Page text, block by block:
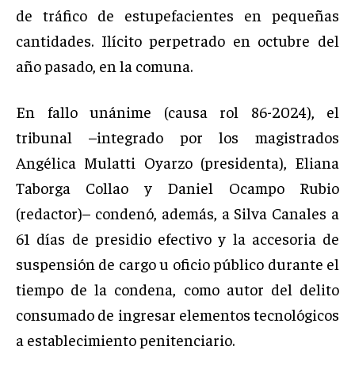
de tráfico de estupefacientes en pequeñas
cantidades. Ilícito perpetrado en octubre del
año pasado, en la comuna.
En fallo unánime (causa rol 86-2024), el
tribunal –integrado por los magistrados
Angélica Mulatti Oyarzo (presidenta), Eliana
Taborga Collao y Daniel Ocampo Rubio
(redactor)– condenó, además, a Silva Canales a
61 días de presidio efectivo y la accesoria de
suspensión de cargo u oficio público durante el
tiempo de la condena, como autor del delito
consumado de ingresar elementos tecnológicos
a establecimiento penitenciario.